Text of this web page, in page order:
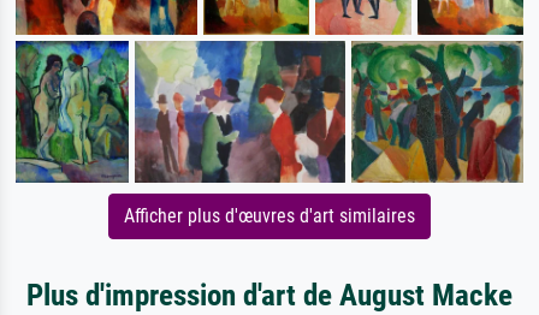
Afficher plus d'œuvres d'art similaires
Plus d'impression d'art de August Macke